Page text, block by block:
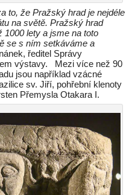
to, že Pražský hrad je nejdéle
na světě. Pražský hrad
1000 lety a jsme na toto
se s ním setkáváme a
ředitel Správy
výstavy. Mezi více než 90
jsou například vzácné
sv. Jiří, pohřební klenoty
Přemysla Otakara I.